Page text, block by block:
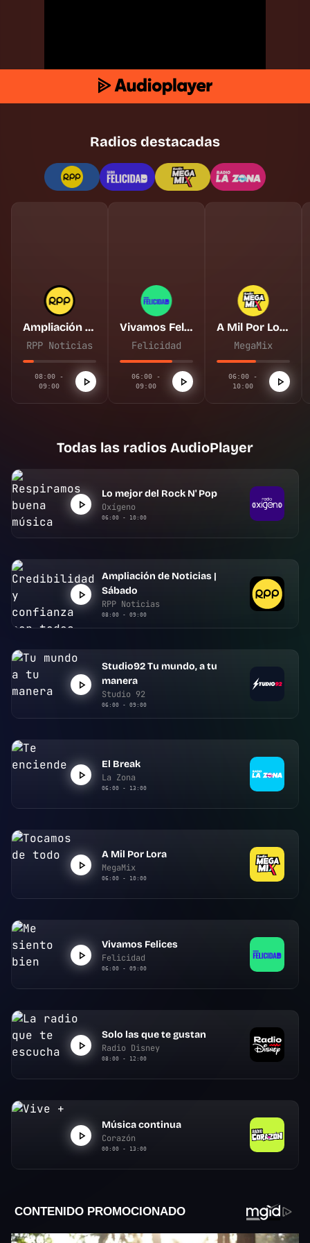
Radios destacadas
Ampliación de Noticias | Sábado
RPP Noticias
08:00 -
09:00
Vivamos Felices
Felicidad
06:00 -
09:00
A Mil Por Lora
MegaMix
06:00 -
10:00
Todas las radios AudioPlayer
Lo mejor del Rock N' Pop
Oxígeno
06:00 - 10:00
Ampliación de Noticias |
Sábado
RPP Noticias
08:00 - 09:00
Studio92 Tu mundo, a tu
manera
Studio 92
06:00 - 09:00
El Break
La Zona
06:00 - 13:00
A Mil Por Lora
MegaMix
06:00 - 10:00
Vivamos Felices
Felicidad
06:00 - 09:00
Solo las que te gustan
Radio Disney
08:00 - 12:00
Música continua
Corazón
00:00 - 13:00